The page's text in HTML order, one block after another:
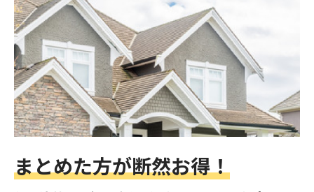
まとめた方が断然お得！